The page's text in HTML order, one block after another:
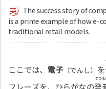
The success story of
is a prime example of how e-
traditional retail models.
ここでは、 電子（でんし） を
フレーズを、ひらがなの発
はつ